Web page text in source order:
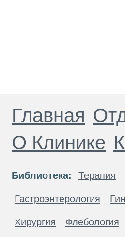
Главная
О Клинике
Библиотека: Терапия
Гастроэнтерология
Хирургия Флебология